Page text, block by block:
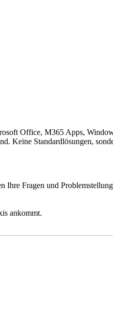
Office, M365 Apps,
Keine Standardlösungen,
Ihre Fragen und
ankommt.